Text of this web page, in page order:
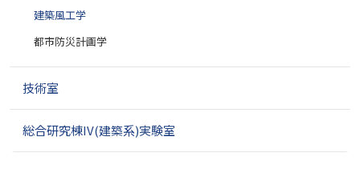
建築風工学
都市防災計画学
技術室
総合研究棟IV(建築系)実験室